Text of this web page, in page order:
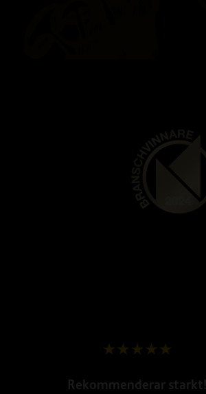
Rekommenderar starkt!